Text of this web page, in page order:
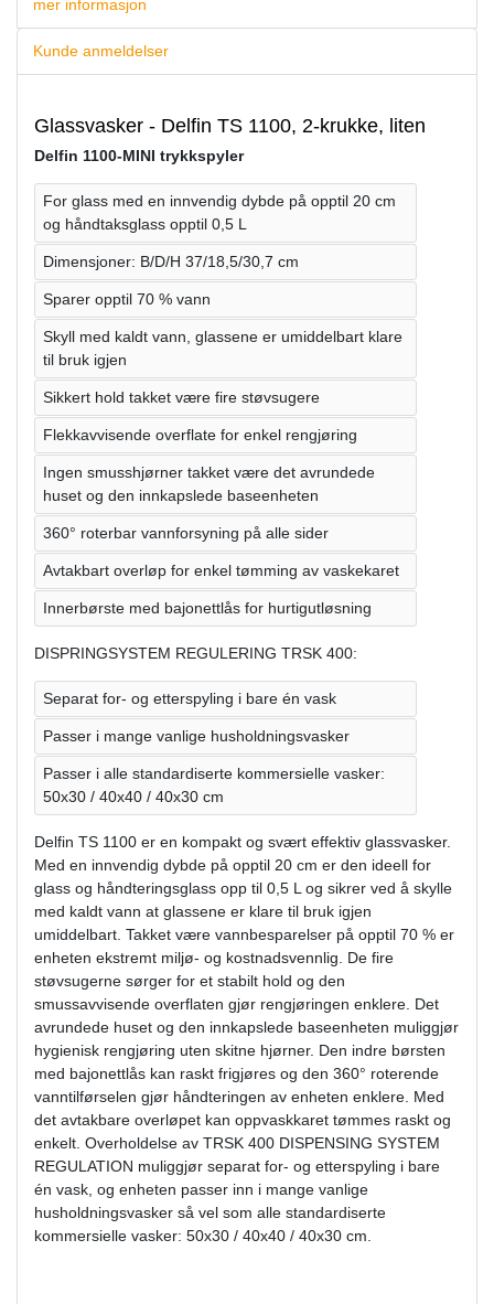
mer informasjon
Kunde anmeldelser
Glassvasker - Delfin TS 1100, 2-krukke, liten
Delfin 1100-MINI trykkspyler
For glass med en innvendig dybde på opptil 20 cm
og håndtaksglass opptil 0,5 L
Dimensjoner: B/D/H 37/18,5/30,7 cm
Sparer opptil 70 % vann
Skyll med kaldt vann, glassene er umiddelbart klare
til bruk igjen
Sikkert hold takket være fire støvsugere
Flekkavvisende overflate for enkel rengjøring
Ingen smusshjørner takket være det avrundede
huset og den innkapslede baseenheten
360° roterbar vannforsyning på alle sider
Avtakbart overløp for enkel tømming av vaskekaret
Innerbørste med bajonettlås for hurtigutløsning
DISPRINGSYSTEM REGULERING TRSK 400:
Separat for- og etterspyling i bare én vask
Passer i mange vanlige husholdningsvasker
Passer i alle standardiserte kommersielle vasker:
50x30 / 40x40 / 40x30 cm
Delfin TS 1100 er en kompakt og svært effektiv glassvasker.
Med en innvendig dybde på opptil 20 cm er den ideell for
glass og håndteringsglass opp til 0,5 L og sikrer ved å skylle
med kaldt vann at glassene er klare til bruk igjen
umiddelbart. Takket være vannbesparelser på opptil 70 % er
enheten ekstremt miljø- og kostnadsvennlig. De fire
støvsugerne sørger for et stabilt hold og den
smussavvisende overflaten gjør rengjøringen enklere. Det
avrundede huset og den innkapslede baseenheten muliggjør
hygienisk rengjøring uten skitne hjørner. Den indre børsten
med bajonettlås kan raskt frigjøres og den 360° roterende
vanntilførselen gjør håndteringen av enheten enklere. Med
det avtakbare overløpet kan oppvaskkaret tømmes raskt og
enkelt. Overholdelse av TRSK 400 DISPENSING SYSTEM
REGULATION muliggjør separat for- og etterspyling i bare
én vask, og enheten passer inn i mange vanlige
husholdningsvasker så vel som alle standardiserte
kommersielle vasker: 50x30 / 40x40 / 40x30 cm.